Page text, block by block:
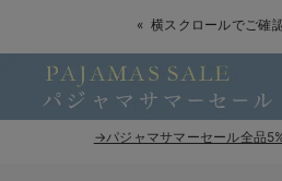
親子コーデ｜ママとベビーにおすすめ！
便利な育児家電
Gift Selection 出産祝い
横スクロールでご確
→パジャマサマーセール全品